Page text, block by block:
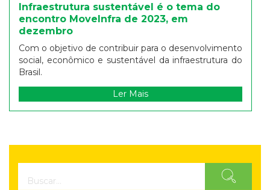
Infraestrutura sustentável é o tema do
encontro MoveInfra de 2023, em
dezembro
Com o objetivo de contribuir para o desenvolvimento
social, econômico e sustentável da infraestrutura do
Brasil.
Ler Mais